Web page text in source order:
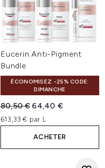
Eucerin Anti-Pigment
Bundle
ÉCONOMISEZ -25% CODE:
DIMANCHE
Prix de vente :
80,50 € Prix ​​actuel :
64,40 €
613,33 € par L
ACHETER